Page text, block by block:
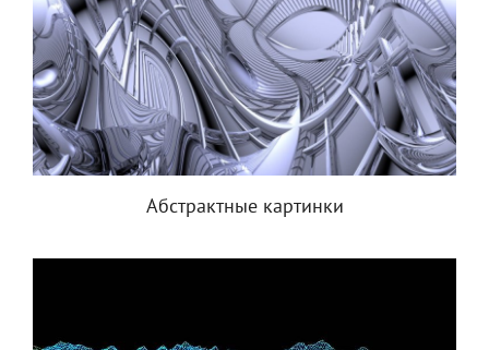
Абстрактные картинки